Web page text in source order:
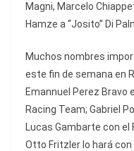
Magni, Marcelo
Hamze a “Josito” Di
Muchos nombres
este fin de semana en
Emannuel Perez Bravo
Racing Team; Gabriel
Lucas Gambarte con el
Otto Fritzler lo hará